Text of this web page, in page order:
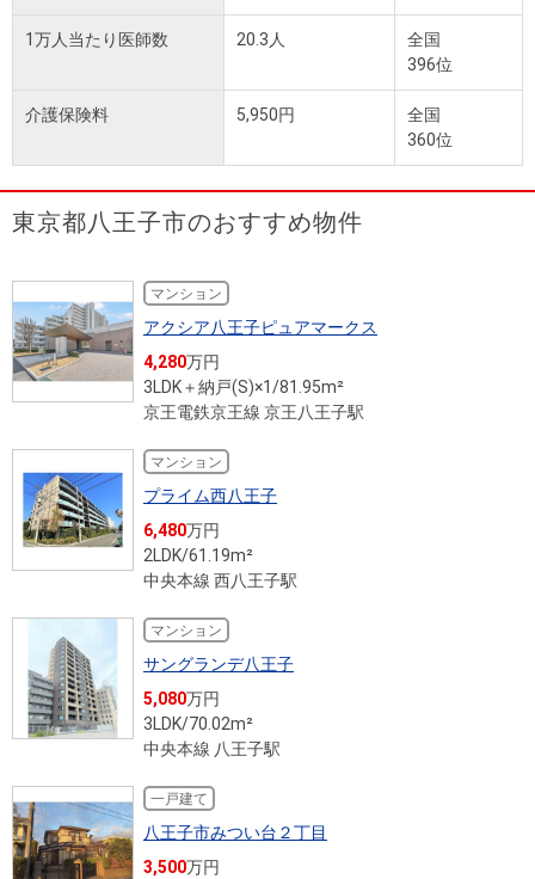
1万人当たり医師数 20.3人
全国
396位
介護保険料 5,950円
全国
360位
東京都八王子市のおすすめ物件
マンション
アクシア八王子ピュアマークス
4,280万円
3LDK＋納戸(S)×1/81.95m²
京王電鉄京王線 京王八王子駅
マンション
プライム西八王子
6,480万円
2LDK/61.19m²
中央本線 西八王子駅
マンション
サングランデ八王子
5,080万円
3LDK/70.02m²
中央本線 八王子駅
一戸建て
八王子市みつい台２丁目
3,500万円